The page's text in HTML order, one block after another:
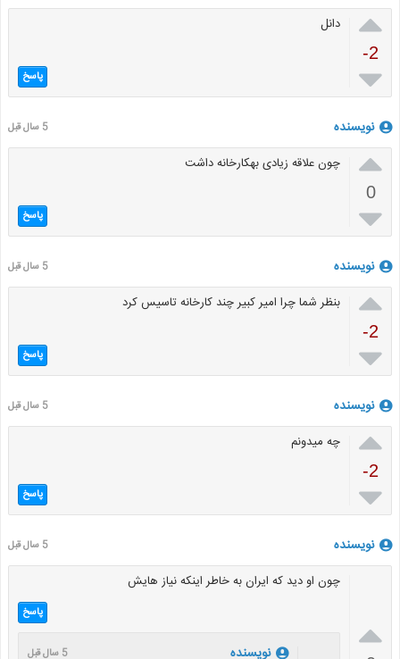

-2

دانل
پاسخ
نویسنده 5 سال قبل

0

چون علاقه زیادی بهکارخانه داشت
پاسخ
نویسنده 5 سال قبل

-2

بنظر شما چرا امیر کبیر چند کارخانه تاسیس کرد
پاسخ
نویسنده 5 سال قبل

-2

چه میدونم
پاسخ
نویسنده 5 سال قبل

چون او دید که ایران به خاطر اینکه نیاز هایش
پاسخ
نویسنده 5 سال قبل